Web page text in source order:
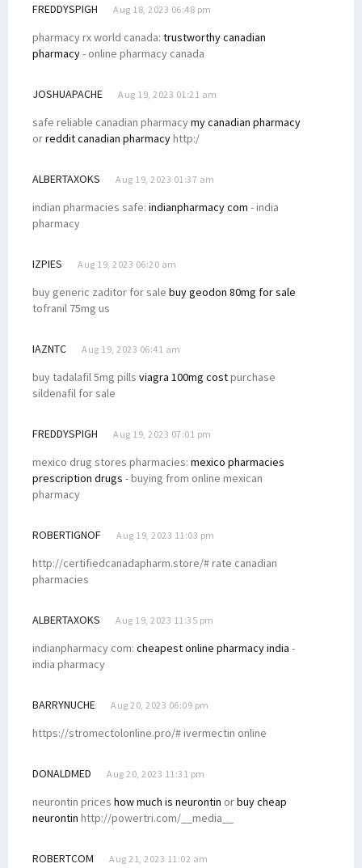
FREDDYSPIGH Aug 18, 2023 06:48 pm
pharmacy rx world canada: trustworthy canadian
pharmacy- online pharmacy canada
JOSHUAPACHE Aug 19, 2023 01:21 am
safe reliable canadian pharmacymy canadian pharmacy
orreddit canadian pharmacyhttp:/
ALBERTAXOKS Aug 19, 2023 01:37 am
indian pharmacies safe: indianpharmacy com - india
pharmacy
IZPIES Aug 19, 2023 06:20 am
buy generic zaditor for sale buy geodon 80mg for sale
tofranil 75mg us
IAZNTC Aug 19, 2023 06:41 am
buy tadalafil 5mg pills viagra 100mg costpurchase
sildenafil for sale
FREDDYSPIGH Aug 19, 2023 07:01 pm
mexico drug stores pharmacies: mexico pharmacies
prescription drugs - buying from online mexican
pharmacy
ROBERTIGNOF Aug 19, 2023 11:03 pm
http://certifiedcanadapharm.store/# rate canadian
pharmacies
ALBERTAXOKS Aug 19, 2023 11:35 pm
indianpharmacy com: cheapest online pharmacy india -
india pharmacy
BARRYNUCHE Aug 20, 2023 06:09 pm
https://stromectolonline.pro/# ivermectin online
DONALDMED Aug 20, 2023 11:31 pm
neurontin prices how much is neurontin orbuy cheap
neurontin http://powertri.com/__media__
ROBERTCOM Aug 21, 2023 11:02 am